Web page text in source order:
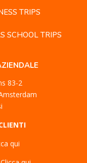
TRIPS
SCHOOL TRIPS
83-2
qui